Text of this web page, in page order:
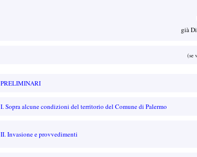
già
(se
PRELIMINARI
I. Sopra alcune condizioni del territorio del Comune di Palermo
II. Invasione e provvedimenti